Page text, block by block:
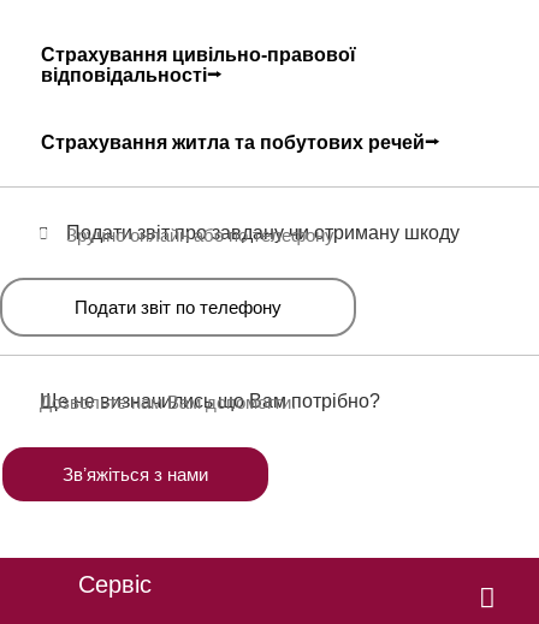
Страхування цивільно-правової
відповідальності⭢
Страхування житла та побутових речей⭢
Подати звіт про завдану чи отриману шкоду
Зручно онлайн або по телефону
Подати звіт по телефону
Ще не визначились що Вам потрібно?
Дозвольте нам Вам допомогти.
Звʼяжіться з нами
Сервіс